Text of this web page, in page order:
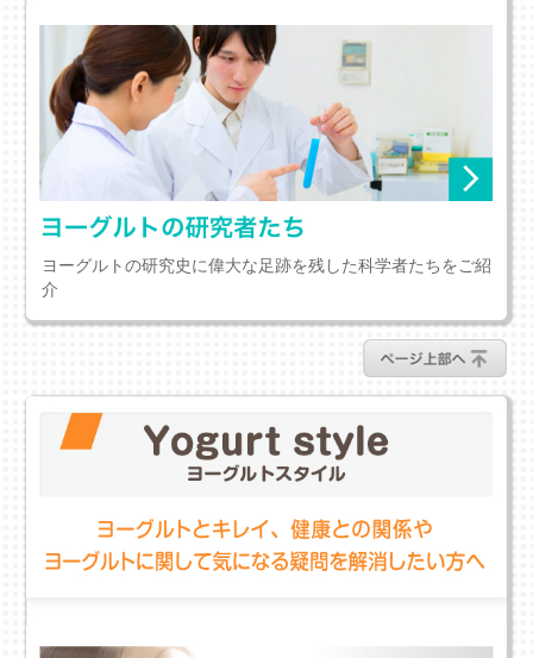
ヨーグルトの研究史に偉大な足跡を残した科学者たちをご紹
介